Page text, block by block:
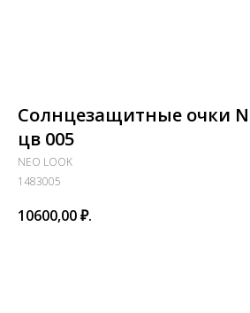
Солнцезащитные очки
цв 005
NEO LOOK
1483005
10600,00₽.